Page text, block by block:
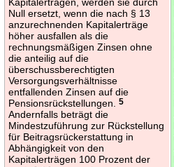
Null ersetzt, wenn die nach § 13
anzurechnenden Kapitalerträge
höher ausfallen als die
rechnungsmäßigen Zinsen ohne
die anteilig auf die
überschussberechtigten
Versorgungsverhältnisse
entfallenden Zinsen auf die
Pensionsrückstellungen.5
Andernfalls beträgt die
Mindestzuführung zur Rückstellung
für Beitragsrückerstattung in
Abhängigkeit von den
Kapitalerträgen 100 Prozent der